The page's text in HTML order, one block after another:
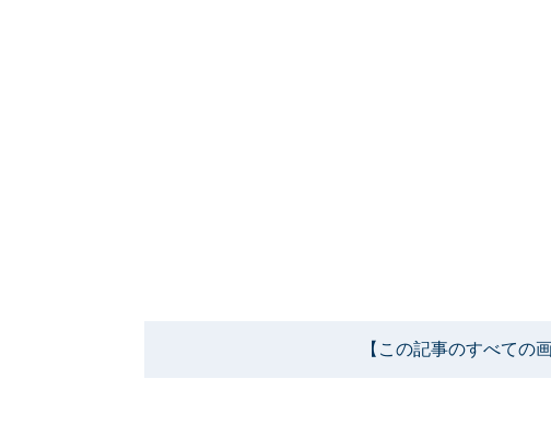
【この記事のすべての